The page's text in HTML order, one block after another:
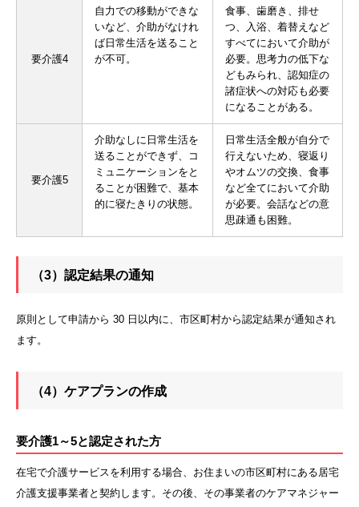
要介護4
自力での移動ができな
いなど、介助がなけれ
ば日常生活を送ること
が不可。
食事、歯磨き、排せ
つ、入浴、着替えなど
すべてにおいて介助が
必要。思考力の低下な
どもみられ、認知症の
諸症状への対応も必要
になることがある。
要介護5
介助なしに日常生活を
送ることができず、コ
ミュニケーションをと
ることが困難で、基本
的に寝たきりの状態。
日常生活全般が自分で
行えないため、寝返り
やオムツの交換、食事
など全てにおいて介助
が必要。会話などの意
思疎通も困難。
（3）認定結果の通知
原則として申請から 30 日以内に、市区町村から認定結果が通知され
ます。
（4）ケアプランの作成
要介護1～5と認定された方
在宅で介護サービスを利用する場合、お住まいの市区町村にある居宅
介護支援事業者と契約します。その後、その事業者のケアマネジャー